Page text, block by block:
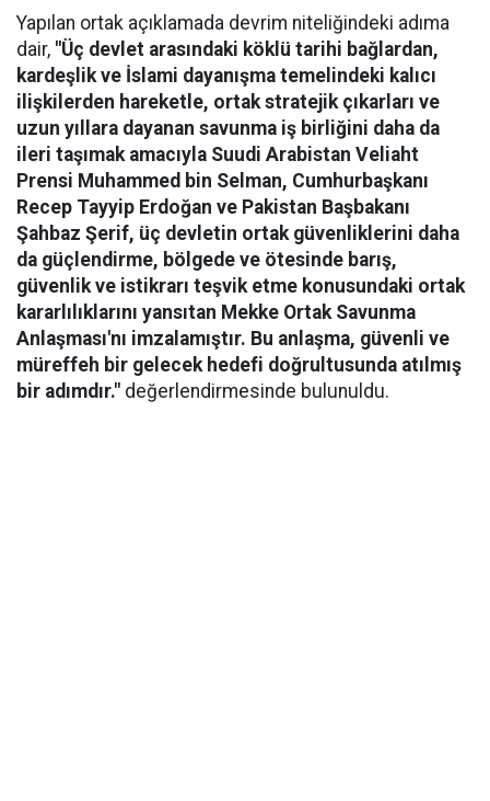
Yapılan ortak açıklamada devrim niteliğindeki adıma
dair, "Üç devlet arasındaki köklü tarihi bağlardan,
kardeşlik ve İslami dayanışma temelindeki kalıcı
ilişkilerden hareketle, ortak stratejik çıkarları ve
uzun yıllara dayanan savunma iş birliğini daha da
ileri taşımak amacıyla Suudi Arabistan Veliaht
Prensi Muhammed bin Selman, Cumhurbaşkanı
Recep Tayyip Erdoğan ve Pakistan Başbakanı
Şahbaz Şerif, üç devletin ortak güvenliklerini daha
da güçlendirme, bölgede ve ötesinde barış,
güvenlik ve istikrarı teşvik etme konusundaki ortak
kararlılıklarını yansıtan Mekke Ortak Savunma
Anlaşması'nı imzalamıştır. Bu anlaşma, güvenli ve
müreffeh bir gelecek hedefi doğrultusunda atılmış
bir adımdır." değerlendirmesinde bulunuldu.